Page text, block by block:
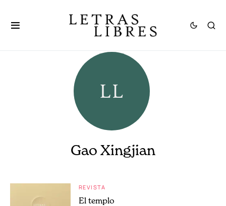
Gao Xingjian
REVISTA
El templo